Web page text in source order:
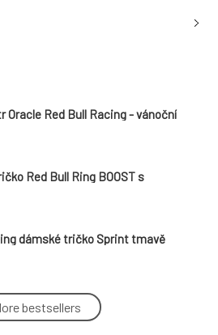
Oracle Red Bull Racing - vánoční
Red Bull Ring BOOST s
- XS
dámské tričko Sprint tmavě
Racing volnočasové tričko s
- XL
bestsellers